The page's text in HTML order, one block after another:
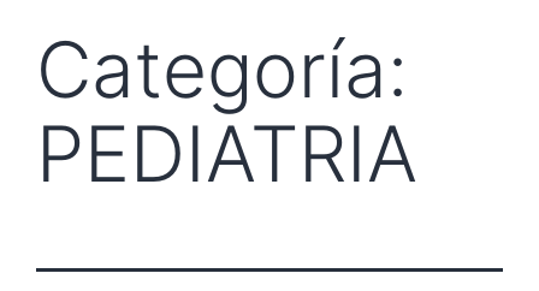
Categoría:
PEDIATRIA